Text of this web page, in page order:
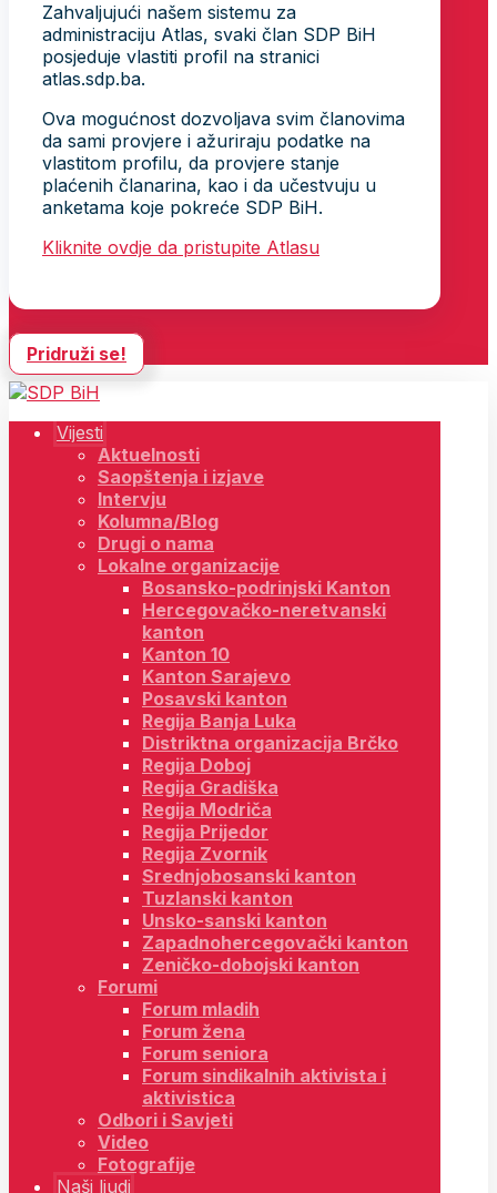
Zahvaljujući našem sistemu za
administraciju Atlas, svaki član SDP BiH
posjeduje vlastiti profil na stranici
atlas.sdp.ba.
Ova mogućnost dozvoljava svim članovima
da sami provjere i ažuriraju podatke na
vlastitom profilu, da provjere stanje
plaćenih članarina, kao i da učestvuju u
anketama koje pokreće SDP BiH.
Kliknite ovdje da pristupite Atlasu
Pridruži se!
Vijesti
Aktuelnosti
Saopštenja i izjave
Intervju
Kolumna/Blog
Drugi o nama
Lokalne organizacije
Bosansko-podrinjski Kanton
Hercegovačko-neretvanski
kanton
Kanton 10
Kanton Sarajevo
Posavski kanton
Regija Banja Luka
Distriktna organizacija Brčko
Regija Doboj
Regija Gradiška
Regija Modriča
Regija Prijedor
Regija Zvornik
Srednjobosanski kanton
Tuzlanski kanton
Unsko-sanski kanton
Zapadnohercegovački kanton
Zeničko-dobojski kanton
Forumi
Forum mladih
Forum žena
Forum seniora
Forum sindikalnih aktivista i
aktivistica
Odbori i Savjeti
Video
Fotografije
Naši ljudi